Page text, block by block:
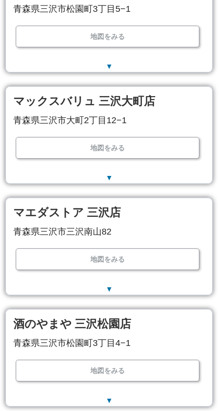
青森県三沢市松園町3丁目5−1
地図をみる
▼
マックスバリュ 三沢大町店
青森県三沢市大町2丁目12−1
地図をみる
▼
マエダストア 三沢店
青森県三沢市三沢南山82
地図をみる
▼
酒のやまや 三沢松園店
青森県三沢市松園町3丁目4−1
地図をみる
▼